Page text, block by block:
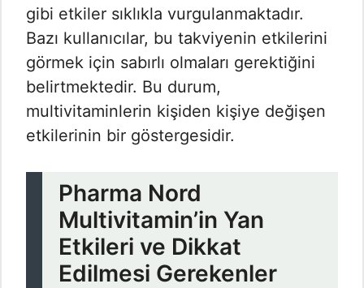
gibi etkiler sıklıkla vurgulanmaktadır.
Bazı kullanıcılar, bu takviyenin etkilerini
görmek için sabırlı olmaları gerektiğini
belirtmektedir. Bu durum,
multivitaminlerin kişiden kişiye değişen
etkilerinin bir göstergesidir.
Pharma Nord
Multivitamin’in Yan
Etkileri ve Dikkat
Edilmesi Gerekenler